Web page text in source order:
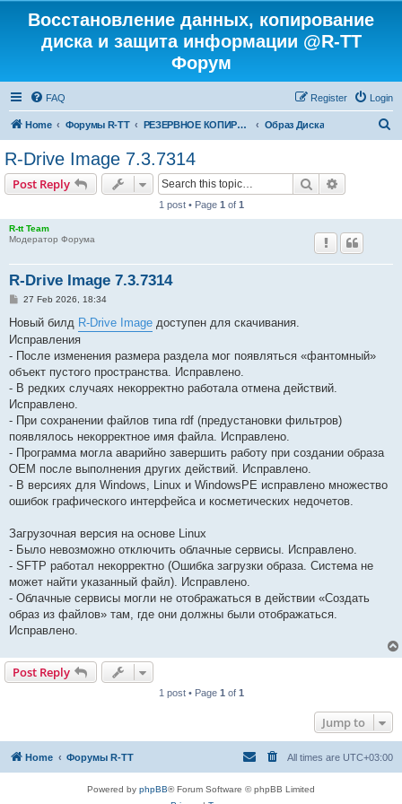
Восстановление данных, копирование
диска и защита информации @R-TT
Форум
FAQ Login
Register
Home Форумы R-TT РЕЗЕРВНОЕ КОПИРОВАНИЕ И ВОССТАНОВЛЕНИЕ СИСТЕМ Образ Диска
R-Drive Image 7.3.7314
Post Reply Search
1 post • Page 1 of 1
R-tt Team
Модератор Форума
R-Drive Image 7.3.7314
P
s
27 Feb 2026, 18:34
Новый билд R-Drive Image доступен для скачивания.
Исправления
- После изменения размера раздела мог появляться «фантомный»
объект пустого пространства. Исправлено.
- В редких случаях некорректно работала отмена действий.
Исправлено.
- При сохранении файлов типа rdf (предустановки фильтров)
появлялось некорректное имя файла. Исправлено.
- Программа могла аварийно завершить работу при создании образа
OEM после выполнения других действий. Исправлено.
- В версиях для Windows, Linux и WindowsPE исправлено множество
ошибок графического интерфейса и косметических недочетов.
Загрузочная версия на основе Linux
- Было невозможно отключить облачные сервисы. Исправлено.
- SFTP работал некорректно (Ошибка загрузки образа. Система не
может найти указанный файл). Исправлено.
- Облачные сервисы могли не отображаться в действии «Создать
образ из файлов» там, где они должны были отображаться.
Исправлено.
Post Reply
1 post • Page 1 of 1
Jump to
Home Форумы R-TT All times are UTC+03:00
Powered by phpBB® Forum Software © phpBB Limited